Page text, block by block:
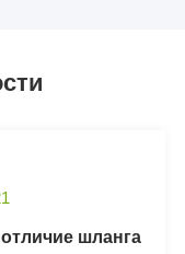
шланга